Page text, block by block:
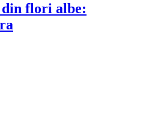
din flori albe: